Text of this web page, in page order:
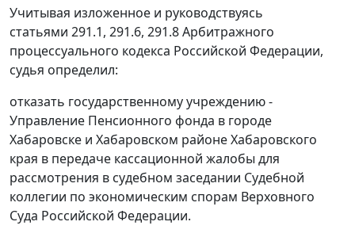
Учитывая изложенное и руководствуясь
статьями 291.1, 291.6, 291.8Арбитражного
процессуального кодекса Российской Федерации,
судья определил:
отказать государственному учреждению -
Управление Пенсионного фонда в городе
Хабаровске и Хабаровском районе Хабаровского
края в передаче кассационной жалобы для
рассмотрения в судебном заседании Судебной
коллегии по экономическим спорам Верховного
Суда Российской Федерации.